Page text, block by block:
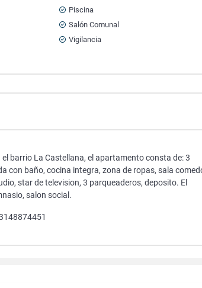
Piscina
Salón Comunal
Vigilancia
barrio La Castellana, el apartamento consta de: 3
con baño, cocina integra, zona de ropas, sala
star de television, 3 parqueaderos, deposito. El
salon social.